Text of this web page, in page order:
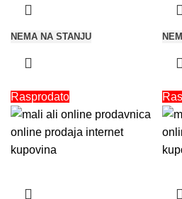
NEMA NA STANJU
Rasprodato